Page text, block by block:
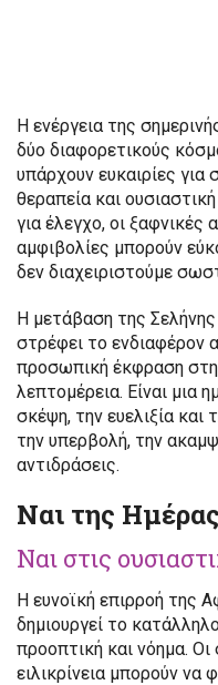
Η ενέργεια της
δύο διαφορετικούς
υπάρχουν ευκαιρίες για
θεραπεία και
για έλεγχο, οι ξαφνικές
αμφιβολίες μπορούν
δεν διαχειριστούμε
Η μετάβαση της
στρέφει το ενδιαφέρον
προσωπική έκφραση
λεπτομέρεια. Είναι μια
σκέψη, την ευελιξία και
την υπερβολή, την
αντιδράσεις.
Ναι της Ημέρας
Ναι στις
Η ευνοϊκή επιρροή της
δημιουργεί το
προοπτική και νόημα. Οι
ειλικρίνεια μπορούν να